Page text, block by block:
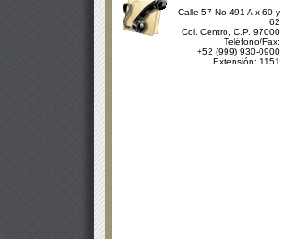
Calle 57 No 491 A x 60 y
62
Col. Centro, C.P. 97000
Teléfono/Fax:
+52 (999) 930-0900
Extensión: 1151